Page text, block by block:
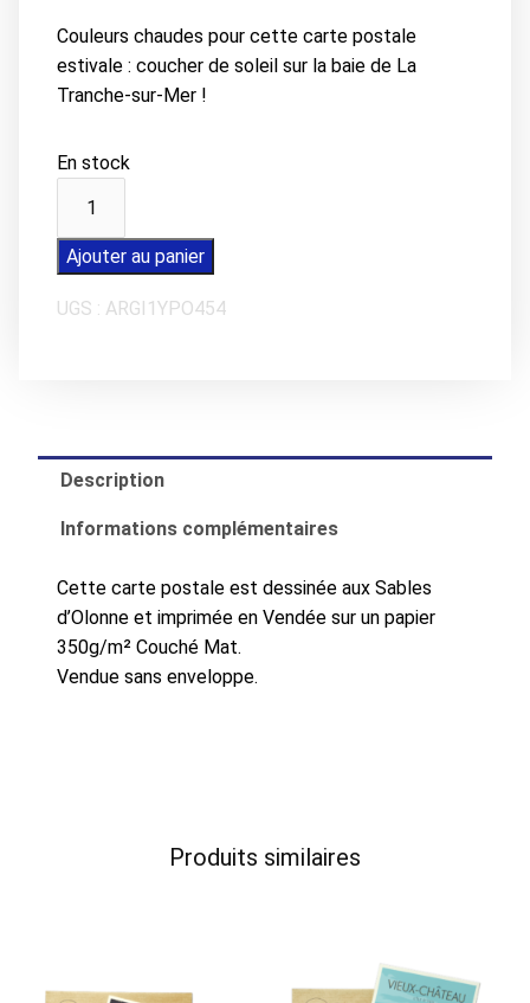
Couleurs chaudes pour cette carte postale
estivale : coucher de soleil sur la baie de La
Tranche-sur-Mer !
En stock
Carte
postale
LA
Ajouter au panier
UGS : ARGI1YPO454
Description
Informations complémentaires
Cette carte postale est dessinée aux Sables
d’Olonne et imprimée en Vendée sur un papier
350g/m² Couché Mat.
Vendue sans enveloppe.
Produits similaires